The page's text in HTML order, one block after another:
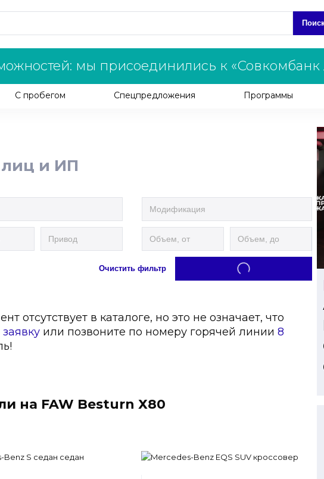
мы присоединились к «Совкомбанк
С пробегом Спецпредложения Программы
и ИП
Очистить фильтр
отсутствует в каталоге, но это не означает, что
заявку или позвоните по номеру горячей линии 8
на FAW Besturn Х80